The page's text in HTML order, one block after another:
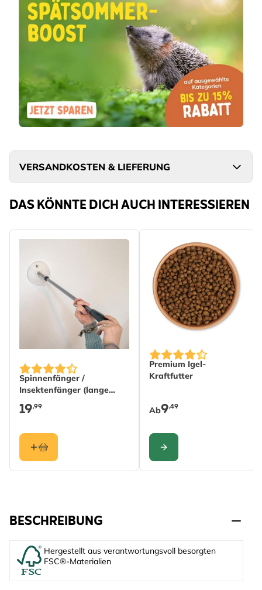
VERSANDKOSTEN & LIEFERUNG
DAS KÖNNTE DICH AUCH INTERESSIEREN
Spinnenfänger /
Insektenfänger (lange
Version)
19,99
Premium Igel-
Kraftfutter
The price depends on
Ab9,49
KONFIGURIEREN
BESCHREIBUNG
Hergestellt aus verantwortungsvoll besorgten
FSC®-Materialien